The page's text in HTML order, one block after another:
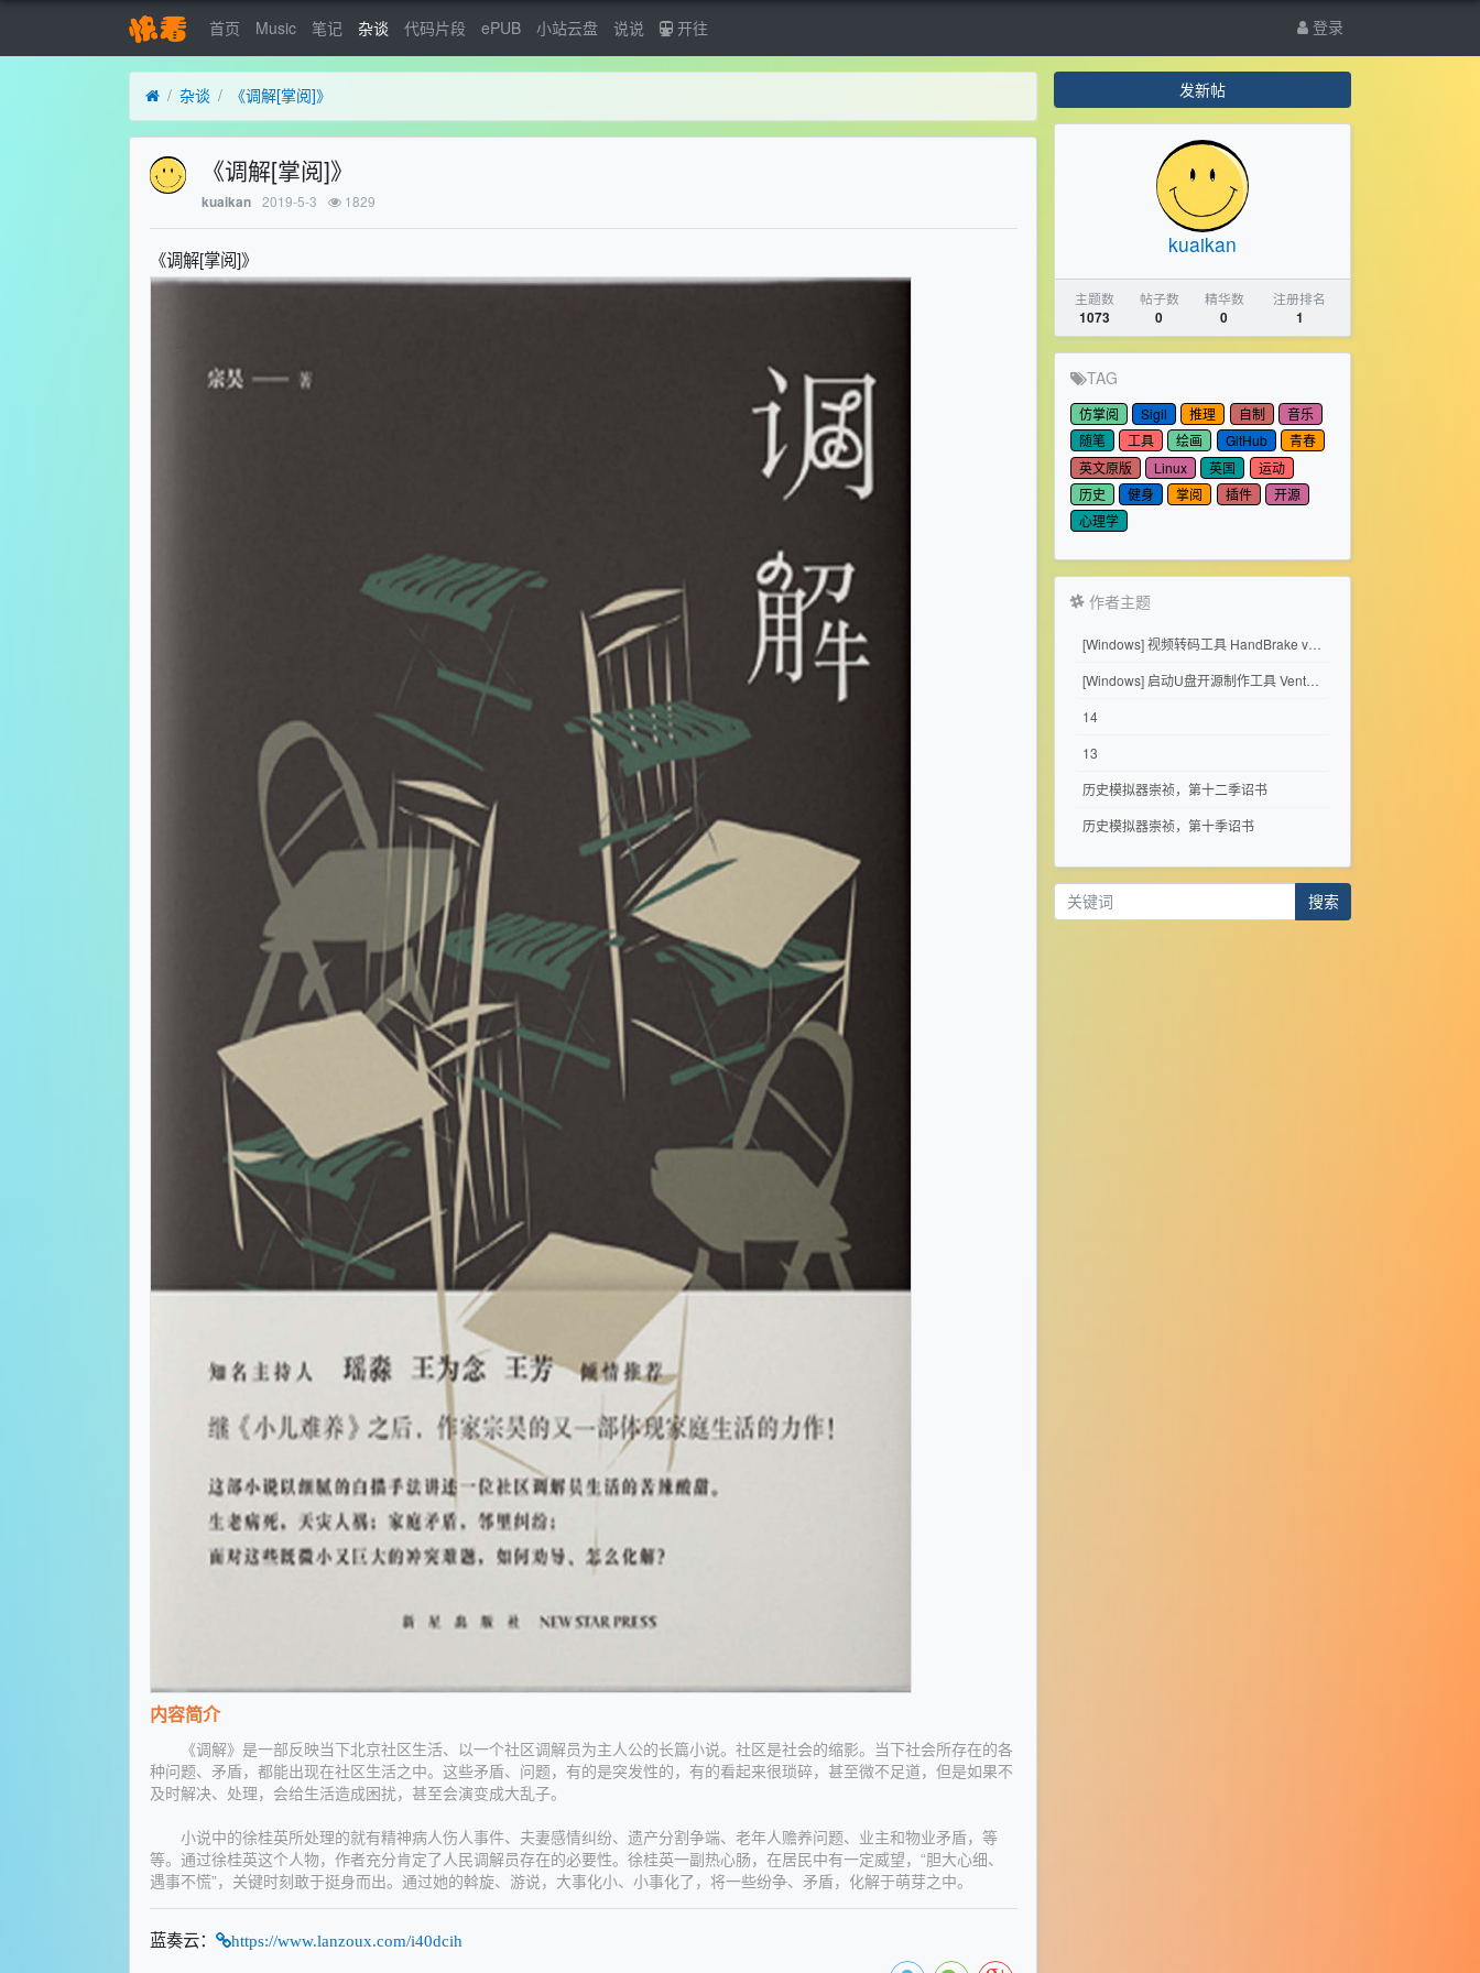
首页 Music 笔记 杂谈 代码片段 ePUB 小站云盘 说说 开往 登录
杂谈 《调解[掌阅]》
《调解[掌阅]》
kuaikan 2019-5-3 1829
《调解[掌阅]》
内容简介
《调解》是一部反映当下北京社区生活、以一个社区调解员为主人公的长篇小说。社区是社会的缩影。当下社会所存在的各
种问题、矛盾，都能出现在社区生活之中。这些矛盾、问题，有的是突发性的，有的看起来很琐碎，甚至微不足道，但是如果不
及时解决、处理，会给生活造成困扰，甚至会演变成大乱子。
小说中的徐桂英所处理的就有精神病人伤人事件、夫妻感情纠纷、遗产分割争端、老年人赡养问题、业主和物业矛盾，等
等。通过徐桂英这个人物，作者充分肯定了人民调解员存在的必要性。徐桂英一副热心肠，在居民中有一定威望，“胆大心细、
遇事不慌”，关键时刻敢于挺身而出。通过她的斡旋、游说，大事化小、小事化了，将一些纷争、矛盾，化解于萌芽之中。
蓝奏云： https://www.lanzoux.com/i40dcih
发新帖
kuaikan
主题数
1073
帖子数
0
精华数
0
注册排名
1
TAG
仿掌阅 Sigil 推理 自制
音乐
随笔
工具 绘画 GitHub
青春
英文原版
Linux 英国
运动
历史
健身 掌阅 插件
开源
心理学
作者主题
[Windows] 视频转码工具 HandBrake v1.11.2
[Windows] 启动U盘开源制作工具 Ventoy 1.1.17
14
13
历史模拟器崇祯，第十二季诏书
历史模拟器崇祯，第十季诏书
搜索